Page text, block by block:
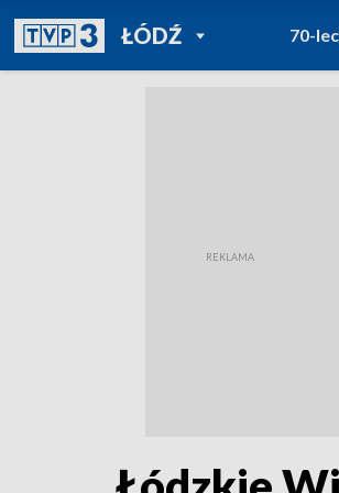
ŁÓDŹPOWRÓT DO
TVP REGIONY
70-